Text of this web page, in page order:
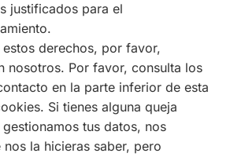
justificados para el
estos derechos, por favor,
nosotros. Por favor, consulta los
en la parte inferior de esta
Si tienes alguna queja
tus datos, nos
nos la hicieras saber, pero